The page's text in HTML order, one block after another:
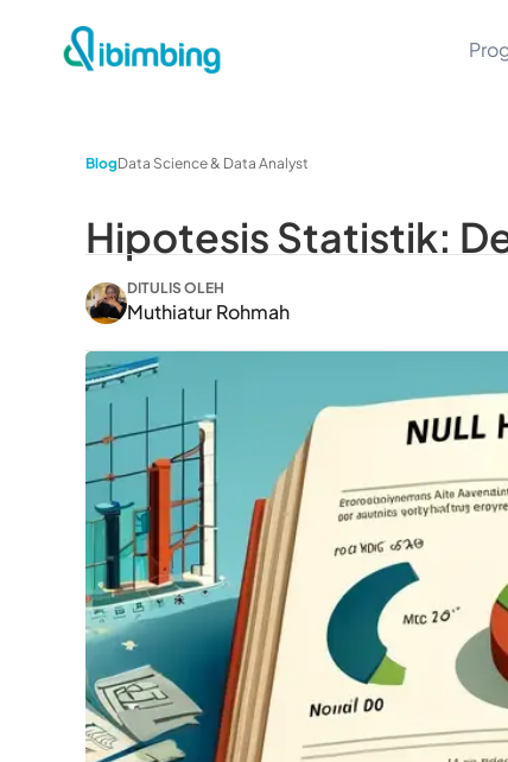
BlogData Science & Data Analyst
Hipotesis Statistik:
DITULIS OLEH
Muthiatur Rohmah